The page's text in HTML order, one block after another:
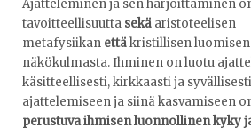
Ajatteleminen ja sen harjoittaminen
tavoitteellisuutta sekä aristoteelisen
metafysiikan ettäkristillisen
näkökulmasta. Ihminen on luotu
käsitteellisesti, kirkkaasti ja
ajattelemiseen ja siinä kasvamiseen
perustuva ihmisen luonnollinen kyky